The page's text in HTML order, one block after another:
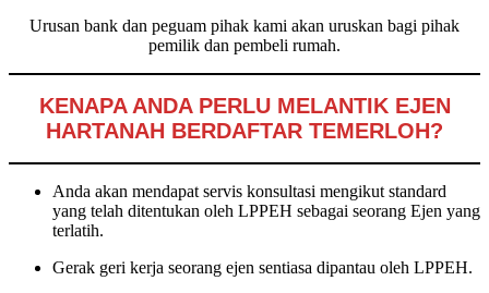
Urusan bank dan peguam pihak kami akan uruskan bagi pihak
pemilik dan pembeli rumah.
KENAPA ANDA PERLU MELANTIK EJEN
HARTANAH BERDAFTAR TEMERLOH?
Anda akan mendapat servis konsultasi mengikut standard
yang telah ditentukan oleh LPPEH sebagai seorang Ejen yang
terlatih.
Gerak geri kerja seorang ejen sentiasa dipantau oleh LPPEH.